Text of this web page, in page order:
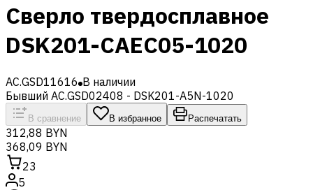
Сверло твердосплавное
DSK201-CAEC05-1020
AC.GSD11616 В наличии
Бывший AC.GSD02408 - DSK201-A5N-1020
В сравнение В избранное Распечатать
312,88 BYN
368,09 BYN
23
5